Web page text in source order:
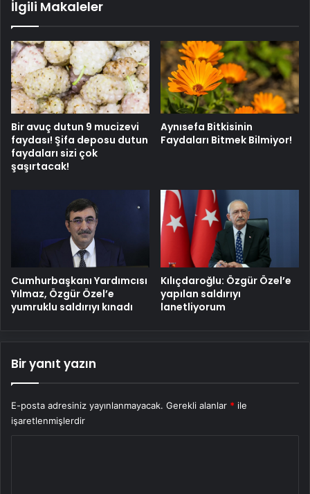
İlgili Makaleler
Bir avuç dutun 9 mucizevi
faydası! Şifa deposu dutun
faydaları sizi çok
şaşırtacak!
Aynısefa Bitkisinin
Faydaları Bitmek Bilmiyor!
Cumhurbaşkanı Yardımcısı
Yılmaz, Özgür Özel’e
yumruklu saldırıyı kınadı
Kılıçdaroğlu: Özgür Özel’e
yapılan saldırıyı
lanetliyorum
Bir yanıt yazın
E-posta adresiniz yayınlanmayacak. Gerekli alanlar * ile
işaretlenmişlerdir